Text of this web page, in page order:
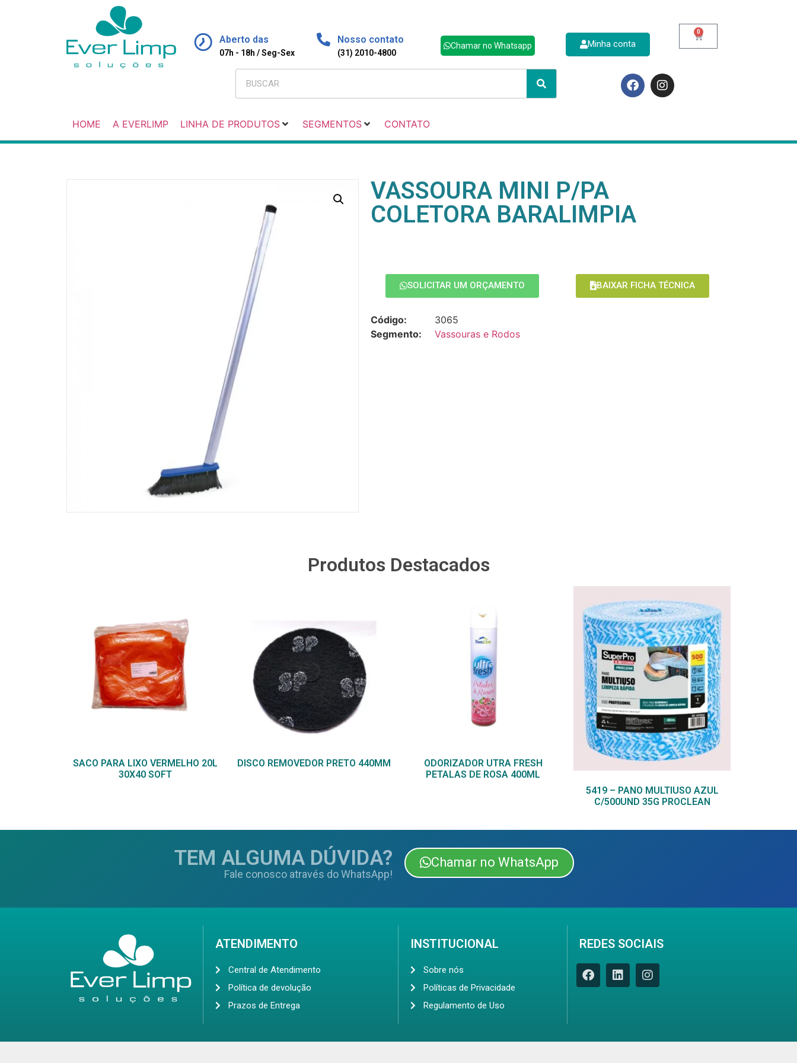
Aberto das
07h - 18h / Seg-Sex
Nosso contato
(31) 2010-4800
Chamar no Whatsapp Minha conta
0
HOME A EVERLIMP LINHA DE PRODUTOS SEGMENTOS CONTATO
VASSOURA MINI P/PA
COLETORA BARALIMPIA
SOLICITAR UM ORÇAMENTO BAIXAR FICHA TÉCNICA
Código:
3065
Segmento:
Vassouras e Rodos
Produtos Destacados
SACO PARA LIXO VERMELHO 20L
30X40 SOFT
DISCO REMOVEDOR PRETO 440MM
ODORIZADOR UTRA FRESH
PETALAS DE ROSA 400ML
5419 – PANO MULTIUSO AZUL
C/500UND 35G PROCLEAN
TEM ALGUMA DÚVIDA?
Fale conosco através do WhatsApp!
Chamar no WhatsApp
ATENDIMENTO
Central de Atendimento
Política de devolução
Prazos de Entrega
INSTITUCIONAL
Sobre nós
Políticas de Privacidade
Regulamento de Uso
REDES SOCIAIS